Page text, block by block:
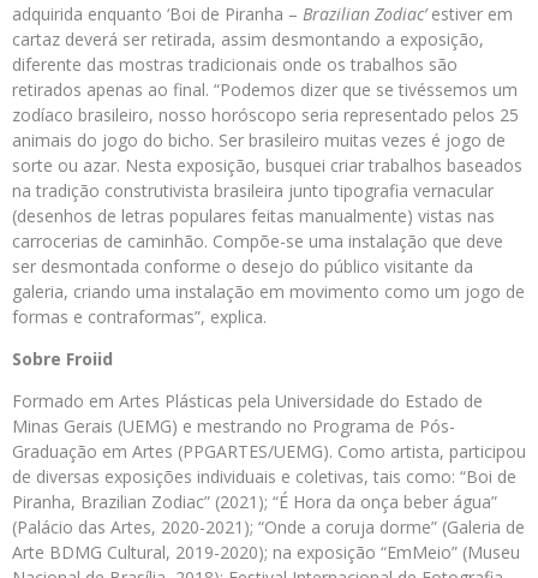
adquirida enquanto ‘Boi de Piranha – Brazilian Zodiac’estiver em
cartaz deverá ser retirada, assim desmontando a exposição,
diferente das mostras tradicionais onde os trabalhos são
retirados apenas ao final. “Podemos dizer que se tivéssemos um
zodíaco brasileiro, nosso horóscopo seria representado pelos 25
animais do jogo do bicho. Ser brasileiro muitas vezes é jogo de
sorte ou azar. Nesta exposição, busquei criar trabalhos baseados
na tradição construtivista brasileira junto tipografia vernacular
(desenhos de letras populares feitas manualmente) vistas nas
carrocerias de caminhão. Compõe-se uma instalação que deve
ser desmontada conforme o desejo do público visitante da
galeria, criando uma instalação em movimento como um jogo de
formas e contraformas”, explica.
Sobre Froiid
Formado em Artes Plásticas pela Universidade do Estado de
Minas Gerais (UEMG) e mestrando no Programa de Pós-
Graduação em Artes (PPGARTES/UEMG). Como artista, participou
de diversas exposições individuais e coletivas, tais como: “Boi de
Piranha, Brazilian Zodiac” (2021); “É Hora da onça beber água”
(Palácio das Artes, 2020-2021); “Onde a coruja dorme” (Galeria de
Arte BDMG Cultural, 2019-2020); na exposição “EmMeio” (Museu